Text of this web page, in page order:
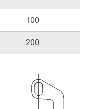
100
200